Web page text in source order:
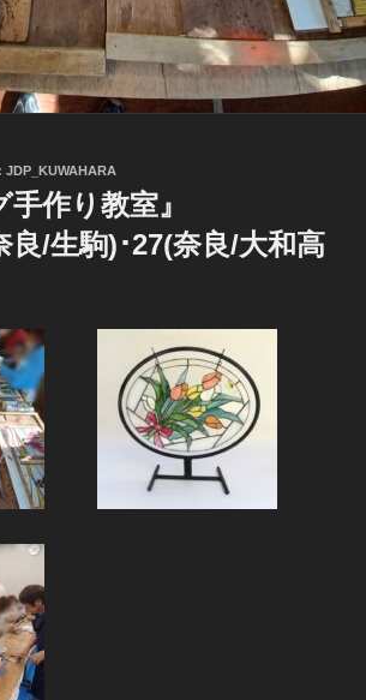
JDP_KUWAHARA
手作り教室』
良/生駒)･27(奈良/大和高